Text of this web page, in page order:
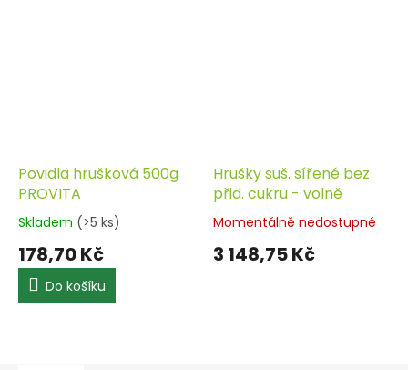
Povidla hrušková 500g
PROVITA
Skladem (>5 ks)
178,70 Kč
Do košíku
Hrušky suš. sířené bez
přid. cukru - volně
Momentálně nedostupné
3 148,75 Kč